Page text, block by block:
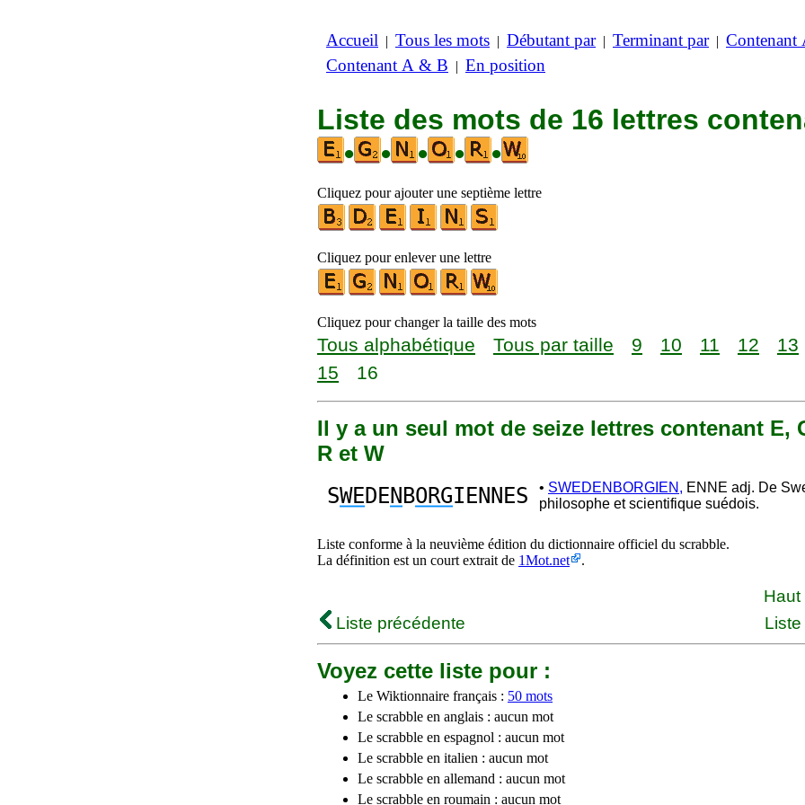
Accueil | Tous les mots | Débutant par| Terminant par| Contenant
Contenant A & B | En position
Liste des mots de 16 lettres
•
• • • •
Cliquez pour ajouter une septième lettre
Cliquez pour enlever une lettre
Cliquez pour changer la taille des mots
Tous alphabétique Tous par taille 9 10 11 12 13
15
16
Il y a un seul mot de seize lettres contenant E,
R et W
SWEDEN BORGIENNES • SWEDENBORGIEN, ENNE adj. De
philosophe et scientifique suédois.
Liste conforme à la neuvième édition du dictionnaire officiel du scrabble.
La définition est un court extrait de 1Mot.net .
Haut
Liste précédente
Voyez cette liste pour :
Le Wiktionnaire français : 50 mots
Le scrabble en anglais : aucun mot
Le scrabble en espagnol : aucun mot
Le scrabble en italien : aucun mot
Le scrabble en allemand : aucun mot
Le scrabble en roumain : aucun mot